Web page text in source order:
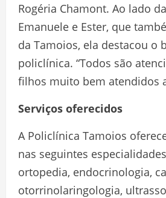
Rogéria Chamont. Ao lado
Emanuele e Ester, que
da Tamoios, ela destacou o
policlínica. “Todos são
filhos muito bem atendidos
Serviços oferecidos
A Policlínica Tamoios
nas seguintes
ortopedia, endocrinologia,
otorrinolaringologia,